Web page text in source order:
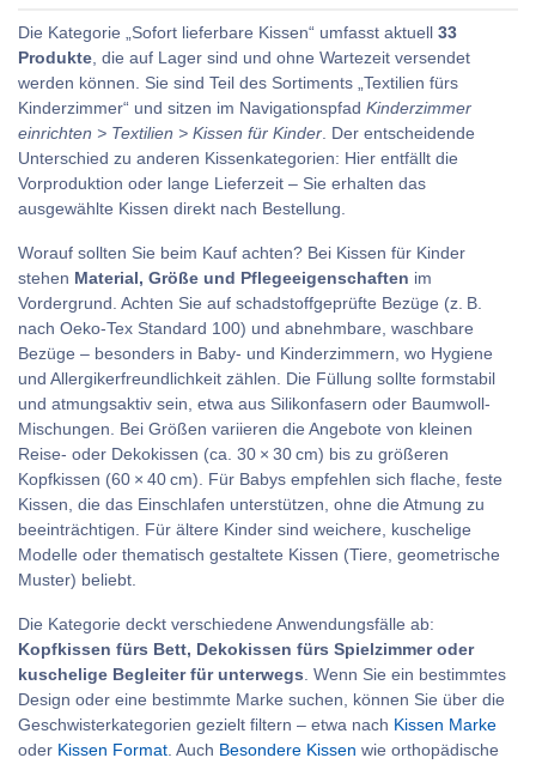
Die Kategorie „Sofort lieferbare Kissen“ umfasst aktuell 33
Produkte, die auf Lager sind und ohne Wartezeit versendet
werden können. Sie sind Teil des Sortiments „Textilien fürs
Kinderzimmer“ und sitzen im Navigationspfad Kinderzimmer
einrichten > Textilien > Kissen für Kinder. Der entscheidende
Unterschied zu anderen Kissenkategorien: Hier entfällt die
Vorproduktion oder lange Lieferzeit – Sie erhalten das
ausgewählte Kissen direkt nach Bestellung.
Worauf sollten Sie beim Kauf achten? Bei Kissen für Kinder
stehen Material, Größe und Pflegeeigenschaften im
Vordergrund. Achten Sie auf schadstoffgeprüfte Bezüge (z. B.
nach Oeko-Tex Standard 100) und abnehmbare, waschbare
Bezüge – besonders in Baby- und Kinderzimmern, wo Hygiene
und Allergikerfreundlichkeit zählen. Die Füllung sollte formstabil
und atmungsaktiv sein, etwa aus Silikonfasern oder Baumwoll-
Mischungen. Bei Größen variieren die Angebote von kleinen
Reise- oder Dekokissen (ca. 30 × 30 cm) bis zu größeren
Kopfkissen (60 × 40 cm). Für Babys empfehlen sich flache, feste
Kissen, die das Einschlafen unterstützen, ohne die Atmung zu
beeinträchtigen. Für ältere Kinder sind weichere, kuschelige
Modelle oder thematisch gestaltete Kissen (Tiere, geometrische
Muster) beliebt.
Die Kategorie deckt verschiedene Anwendungsfälle ab:
Kopfkissen fürs Bett, Dekokissen fürs Spielzimmer oder
kuschelige Begleiter für unterwegs. Wenn Sie ein bestimmtes
Design oder eine bestimmte Marke suchen, können Sie über die
Geschwisterkategorien gezielt filtern – etwa nach Kissen Marke
oder Kissen Format. Auch Besondere Kissen wie orthopädische